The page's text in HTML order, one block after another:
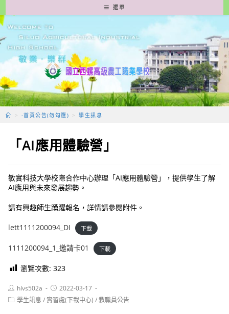
轉
至
要
容
選單
> -首頁公告(勿勾選) > 學生訊息
「AI應用體驗營」
敏實科技大學校際合作中心辦理「AI應用體驗營」，提供學生了解
AI應用與未來發展趨勢。
請有興趣師生踴躍報名，詳情請參閱附件。
lett1111200094_DI 下載
1111200094_1_邀請卡01 下載
瀏覽次數: 323
Post
author:
hlvs502a
Post
published:
2022-03-17
Post學生訊息 / 實習處(下載中心) /教職員公告